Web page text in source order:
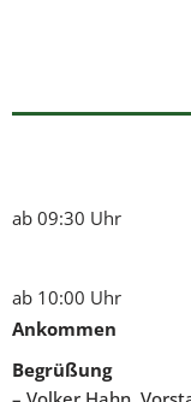
ab 09:30 Uhr
ab 10:00 Uhr
Ankommen
Begrüßung